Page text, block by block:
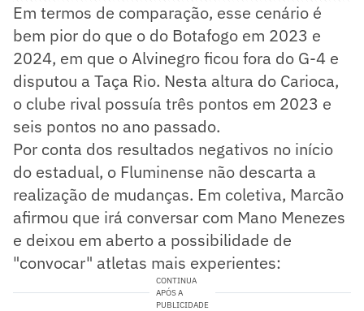
Em termos de comparação, esse cenário é
bem pior do que o do Botafogo em 2023 e
2024, em que o Alvinegro ficou fora do G-4 e
disputou a Taça Rio. Nesta altura do Carioca,
o clube rival possuía três pontos em 2023 e
seis pontos no ano passado.
Por conta dos resultados negativos no início
do estadual, o Fluminense não descarta a
realização de mudanças. Em coletiva, Marcão
afirmou que irá conversar com Mano Menezes
e deixou em aberto a possibilidade de
"convocar" atletas mais experientes:
CONTINUA
APÓS A
PUBLICIDADE